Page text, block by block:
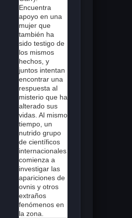
Encuentra
apoyo en una
mujer que
también ha
sido testigo de
los mismos
hechos, y
juntos intentan
encontrar una
respuesta al
misterio que ha
alterado sus
vidas. Al mismo
tiempo, un
nutrido grupo
de científicos
internacionales
comienza a
investigar las
apariciones de
ovnis y otros
extraños
fenómenos en
la zona.